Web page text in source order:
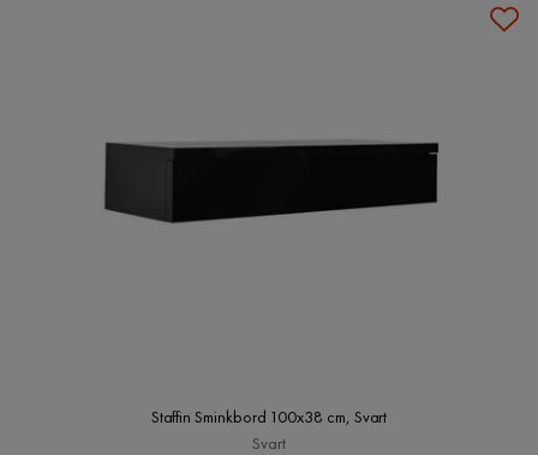
Staffin Sminkbord 100x38 cm, Svart
Svart